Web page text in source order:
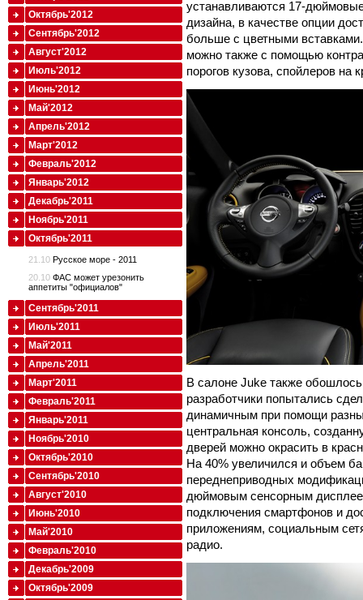
устанавливаются 17-
дизайна, в качестве опции
больше с цветными
можно также с помощью
порогов кузова, спойлеров на
В салоне Juke также
разработчики попытались
динамичным при помощи
центральная консоль,
дверей можно окрасить в
На 40% увеличился и объем
переднеприводных
дюймовым сенсорным
подключения смартфонов и
приложениям, социальным
радио.
Октябрь'2012
Сентябрь'2012
Август'2012
Июль'2012
Июнь'2012
Май'2012
Апрель'2012
Март'2012
Февраль'2012
Январь'2012
Декабрь'2011
Ноябрь'2011
Октябрь'2011
21.10 Русское море - 2011
20.10 ФАС может урезонить
аппетиты "официалов"
Сентябрь'2011
Июль'2011
Май'2011
Апрель'2011
Март'2011
Февраль'2011
Январь'2011
Ноябрь'2010
Октябрь'2010
Сентябрь'2010
Август'2010
Июнь'2010
Май'2010
Февраль'2010
Декабрь'2009
Октябрь'2009